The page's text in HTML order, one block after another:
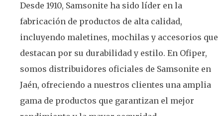
Desde 1910, Samsonite ha sido líder en la
fabricación de productos de alta calidad,
incluyendo maletines, mochilas y accesorios que
destacan por su durabilidad y estilo. En Ofiper,
somos distribuidores oficiales de Samsonite en
Jaén, ofreciendo a nuestros clientes una amplia
gama de productos que garantizan el mejor